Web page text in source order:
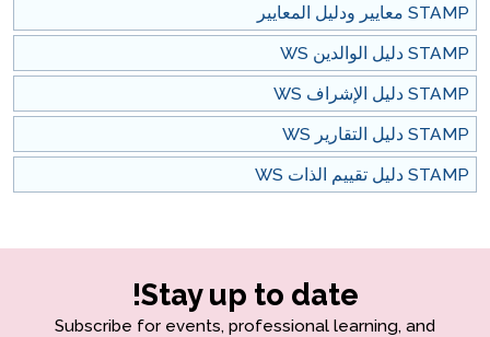
STAMP معايير ودليل المعايير
STAMP دليل الوالدين WS
STAMP دليل الإشراف WS
STAMP دليل التقارير WS
STAMP دليل تقييم الذات WS
Stay up to date!
Subscribe for events, professional learning, and